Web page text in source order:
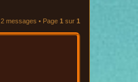
2 messages • Page 1 sur 1